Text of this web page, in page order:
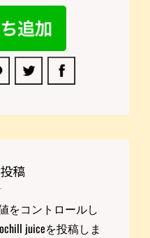
稿
をコントロールし
juiceを投稿しま